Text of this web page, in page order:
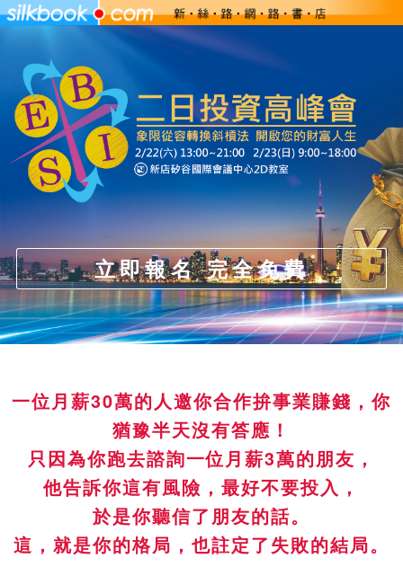
立即報名 完全免費
一位月薪30萬的人邀你合作拚事業賺錢，你
猶豫半天沒有答應！
只因為你跑去諮詢一位月薪3萬的朋友，
他告訴你這有風險，最好不要投入，
於是你聽信了朋友的話。
這，就是你的格局，也註定了失敗的結局。